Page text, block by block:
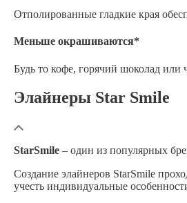
Отполированные гладкие края
Меньше окрашиваются*
Будь то кофе, горячий шоколад
Элайнеры Star Smile
StarSmile – один из популярных
Создание элайнеров StarSmile
учесть индивидуальные